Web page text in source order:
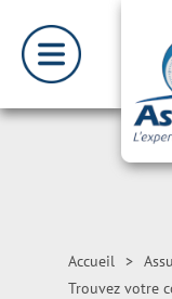
Accueil >
Trouvez votre